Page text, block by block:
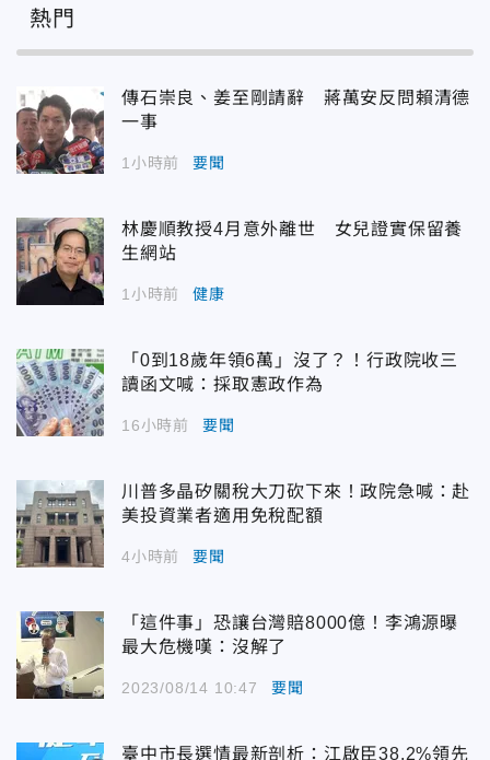
熱門
傳石崇良、姜至剛請辭 蔣萬安反問賴清德
一事
1小時前 要聞
林慶順教授4月意外離世 女兒證實保留養
生網站
1小時前 健康
「0到18歲年領6萬」沒了？！行政院收三
讀函文喊：採取憲政作為
16小時前 要聞
川普多晶矽關稅大刀砍下來！政院急喊：赴
美投資業者適用免稅配額
4小時前 要聞
「這件事」恐讓台灣賠8000億！李鴻源曝
最大危機嘆：沒解了
2023/08/14 10:47 要聞
臺中市長選情最新剖析：江啟臣38.2%領先